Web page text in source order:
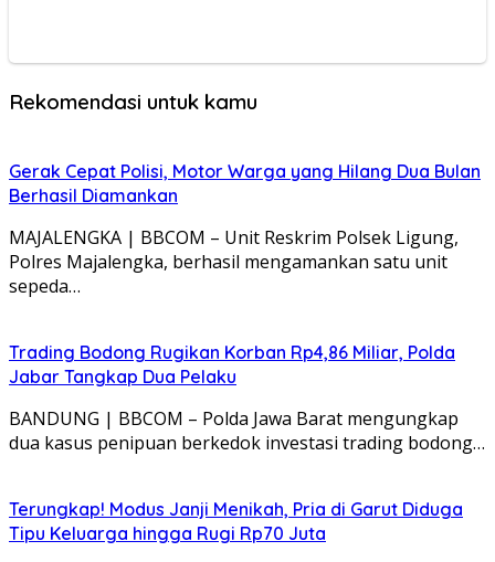
Rekomendasi untuk kamu
Gerak Cepat Polisi, Motor Warga yang Hilang Dua Bulan
Berhasil Diamankan
MAJALENGKA | BBCOM – Unit Reskrim Polsek Ligung,
Polres Majalengka, berhasil mengamankan satu unit
sepeda…
Trading Bodong Rugikan Korban Rp4,86 Miliar, Polda
Jabar Tangkap Dua Pelaku
BANDUNG | BBCOM – Polda Jawa Barat mengungkap
dua kasus penipuan berkedok investasi trading bodong…
Terungkap! Modus Janji Menikah, Pria di Garut Diduga
Tipu Keluarga hingga Rugi Rp70 Juta